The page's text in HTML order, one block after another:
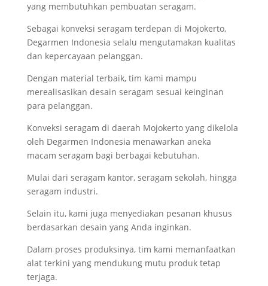
yang membutuhkan pembuatan seragam.
Sebagai konveksi seragam terdepan di Mojokerto,
Degarmen Indonesia selalu mengutamakan kualitas
dan kepercayaan pelanggan.
Dengan material terbaik, tim kami mampu
merealisasikan desain seragam sesuai keinginan
para pelanggan.
Konveksi seragam di daerah Mojokerto yang dikelola
oleh Degarmen Indonesia menawarkan aneka
macam seragam bagi berbagai kebutuhan.
Mulai dari seragam kantor, seragam sekolah, hingga
seragam industri.
Selain itu, kami juga menyediakan pesanan khusus
berdasarkan desain yang Anda inginkan.
Dalam proses produksinya, tim kami memanfaatkan
alat terkini yang mendukung mutu produk tetap
terjaga.